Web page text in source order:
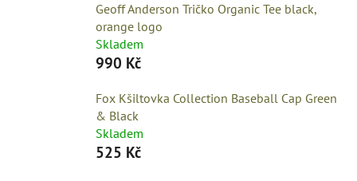
Geoff Anderson Tričko Organic Tee black,
orange logo
Skladem
990 Kč
Fox Kšiltovka Collection Baseball Cap Green
& Black
Skladem
525 Kč